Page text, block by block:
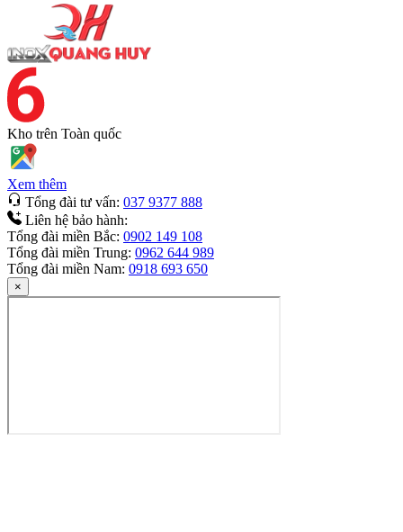
Kho trên Toàn quốc
Xem thêm
Tổng đài tư vấn: 037 9377 888
Liên hệ bảo hành:
Tổng đài miền Bắc: 0902 149 108
Tổng đài miền Trung: 0962 644 989
Tổng đài miền Nam: 0918 693 650
×